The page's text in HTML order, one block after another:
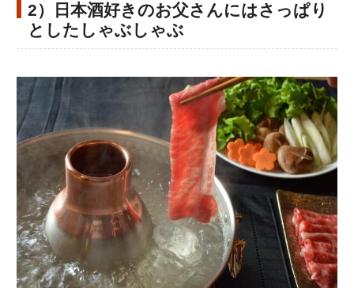
2）日本酒好きのお父さんにはさっぱり
としたしゃぶしゃぶ